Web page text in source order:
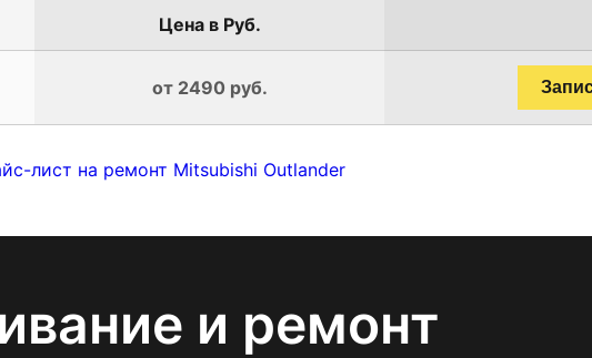
Цена в Руб.
от 2490 руб.
лист на ремонт Mitsubishi Outlander
и ремонт